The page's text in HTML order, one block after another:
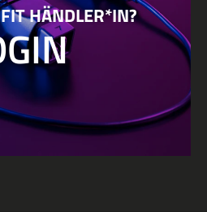
HÄNDLER*IN?